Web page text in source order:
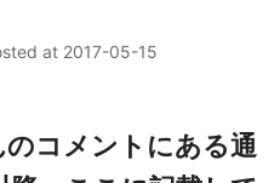
at 2017-05-15
のコメントにある通